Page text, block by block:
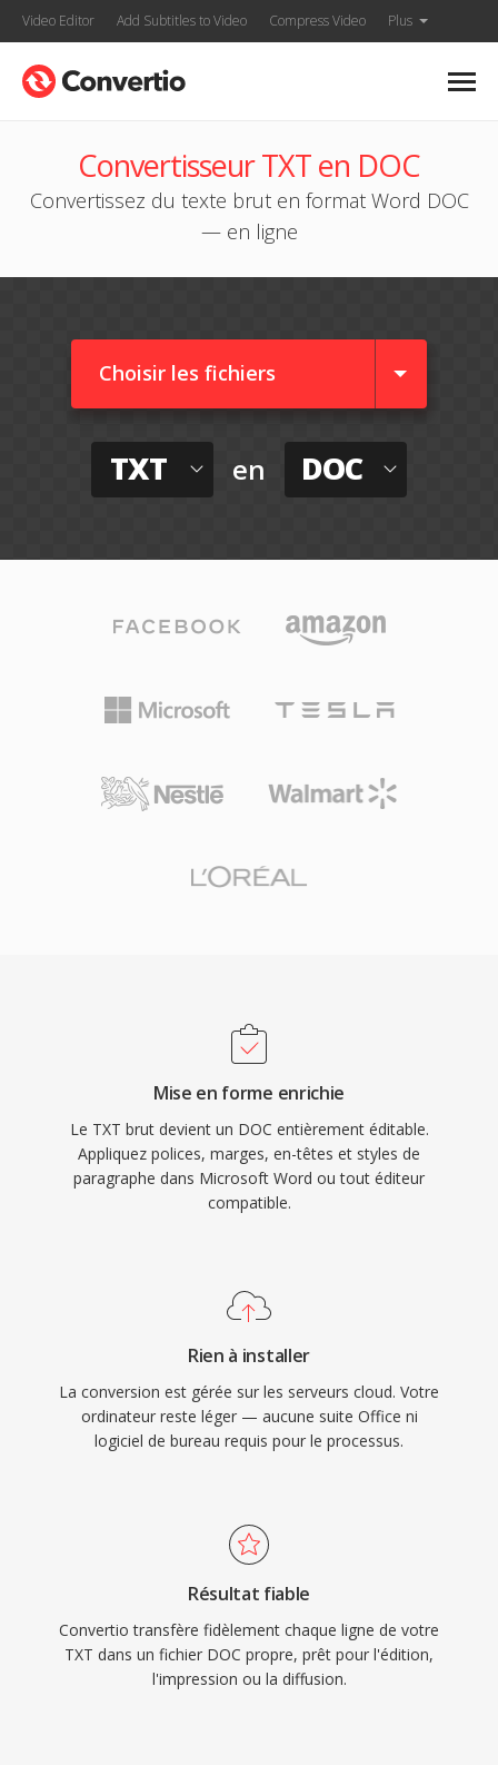
Video Editor Add Subtitles to Video Compress Video Plus
Convertisseur TXT en DOC
Convertissez du texte brut en format Word DOC
— en ligne
Choisir les fichiers
TXT en DOC
Mise en forme enrichie
Le TXT brut devient un DOC entièrement éditable.
Appliquez polices, marges, en-têtes et styles de
paragraphe dans Microsoft Word ou tout éditeur
compatible.
Rien à installer
La conversion est gérée sur les serveurs cloud. Votre
ordinateur reste léger — aucune suite Office ni
logiciel de bureau requis pour le processus.
Résultat fiable
Convertio transfère fidèlement chaque ligne de votre
TXT dans un fichier DOC propre, prêt pour l'édition,
l'impression ou la diffusion.